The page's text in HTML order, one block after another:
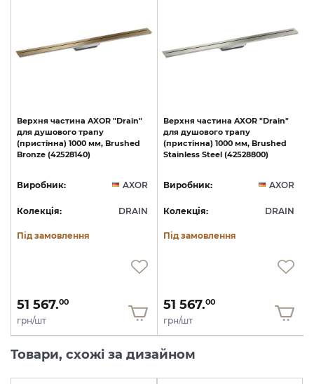
Верхня частина AXOR "Drain"
для душового трапу
(пристінна) 1000 мм, Brushed
Bronze (42528140)
Виробник: AXOR
Колекція: DRAIN
Під замовлення
51 567.00
грн/шт
Верхня частина AXOR "Drain"
для душового трапу
(пристінна) 1000 мм, Brushed
Stainless Steel (42528800)
Виробник: AXOR
Колекція: DRAIN
Під замовлення
51 567.00
грн/шт
Товари, схожі за дизайном